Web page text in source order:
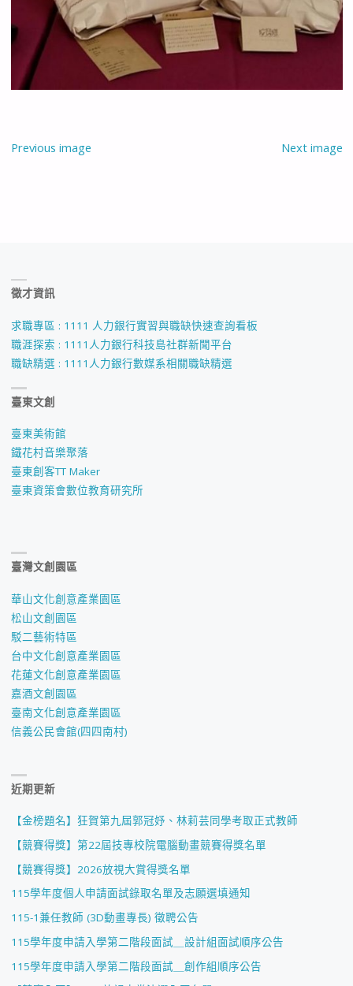
Previous image Next image
徵才資訊
求職專區 : 1111 人力銀行實習與職缺快速查詢看板
職涯探索 : 1111人力銀行科技島社群新聞平台
職缺精選 : 1111人力銀行數媒系相關職缺精選
臺東文創
臺東美術館
鐵花村音樂聚落
臺東創客TT Maker
臺東資策會數位教育研究所
臺灣文創園區
華山文化創意產業園區
松山文創園區
駁二藝術特區
台中文化創意產業園區
花蓮文化創意產業園區
嘉酒文創園區
臺南文化創意產業園區
信義公民會館(四四南村)
近期更新
【金榜題名】狂賀第九屆郭冠妤、林莉芸同學考取正式教師
【競賽得獎】第22屆技專校院電腦動畫競賽得獎名單
【競賽得獎】2026放視大賞得獎名單
115學年度個人申請面試錄取名單及志願選填通知
115-1兼任教師 (3D動畫專長) 徵聘公告
115學年度申請入學第二階段面試＿設計組面試順序公告
115學年度申請入學第二階段面試＿創作組順序公告